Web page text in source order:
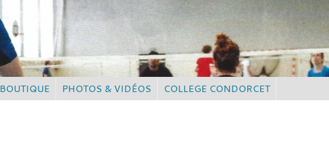
BOUTIQUE PHOTOS & VIDÉOS COLLEGE CONDORCET